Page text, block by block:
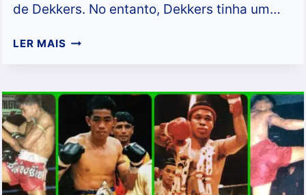
de Dekkers. No entanto, Dekkers tinha um…
LER MAIS QUEM
MELHOR
LUTADOR
MUAY
THAI
NA
DÉCADA